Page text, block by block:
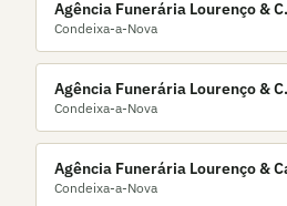
Agência Funerária Lourenço &
Condeixa-a-Nova
Agência Funerária Lourenço &
Condeixa-a-Nova
Agência Funerária Lourenço &
Condeixa-a-Nova